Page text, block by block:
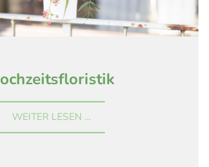
WEITER LESEN ...